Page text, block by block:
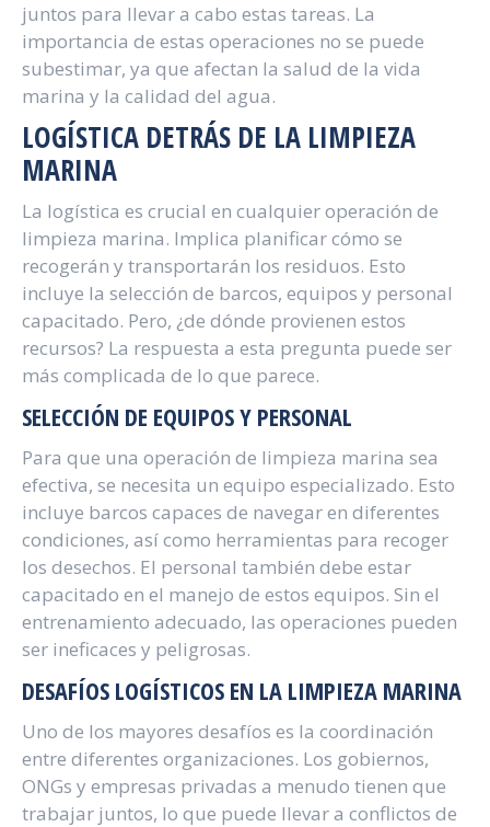
juntos para llevar a cabo estas tareas. La
importancia de estas operaciones no se puede
subestimar, ya que afectan la salud de la vida
marina y la calidad del agua.
LOGÍSTICA DETRÁS DE LA LIMPIEZA
MARINA
La logística es crucial en cualquier operación de
limpieza marina. Implica planificar cómo se
recogerán y transportarán los residuos. Esto
incluye la selección de barcos, equipos y personal
capacitado. Pero, ¿de dónde provienen estos
recursos? La respuesta a esta pregunta puede ser
más complicada de lo que parece.
SELECCIÓN DE EQUIPOS Y PERSONAL
Para que una operación de limpieza marina sea
efectiva, se necesita un equipo especializado. Esto
incluye barcos capaces de navegar en diferentes
condiciones, así como herramientas para recoger
los desechos. El personal también debe estar
capacitado en el manejo de estos equipos. Sin el
entrenamiento adecuado, las operaciones pueden
ser ineficaces y peligrosas.
DESAFÍOS LOGÍSTICOS EN LA LIMPIEZA MARINA
Uno de los mayores desafíos es la coordinación
entre diferentes organizaciones. Los gobiernos,
ONGs y empresas privadas a menudo tienen que
trabajar juntos, lo que puede llevar a conflictos de